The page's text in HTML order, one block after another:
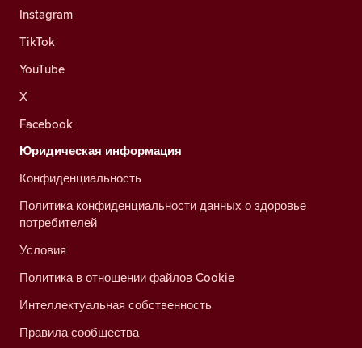
Instagram
TikTok
YouTube
X
Facebook
Юридическая информация
Конфиденциальность
Политика конфиденциальности данных о здоровье
потребителей
Условия
Политика в отношении файлов Cookie
Интеллектуальная собственность
Правила сообщества